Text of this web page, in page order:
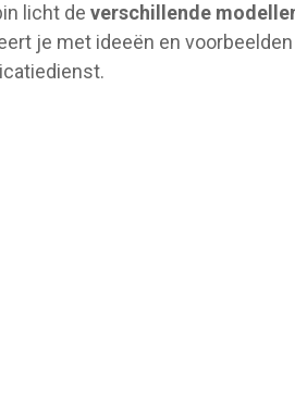
licht de verschillende
je met ideeën en